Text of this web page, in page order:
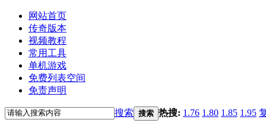
网站首页
传奇版本
视频教程
常用工具
单机游戏
免费列表空间
免责声明
搜索 搜索 热搜: 1.76 1.80 1.85 1.95